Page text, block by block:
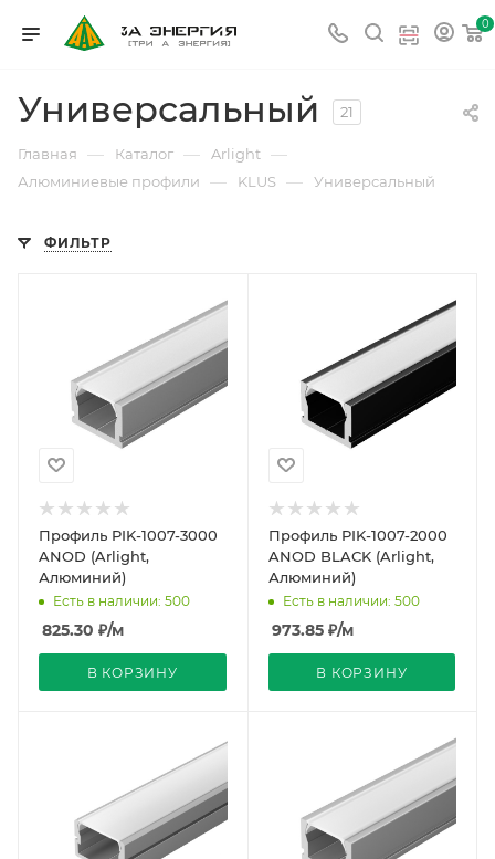
0
Универсальный 21
Главная — Каталог — Arlight —
Алюминиевые профили — KLUS — Универсальный
ФИЛЬТР
Профиль PIK-1007-3000
ANOD (Arlight,
Алюминий)
Есть в наличии: 500
825.30 ₽/м
В КОРЗИНУ
Профиль PIK-1007-2000
ANOD BLACK (Arlight,
Алюминий)
Есть в наличии: 500
973.85₽/м
В КОРЗИНУ